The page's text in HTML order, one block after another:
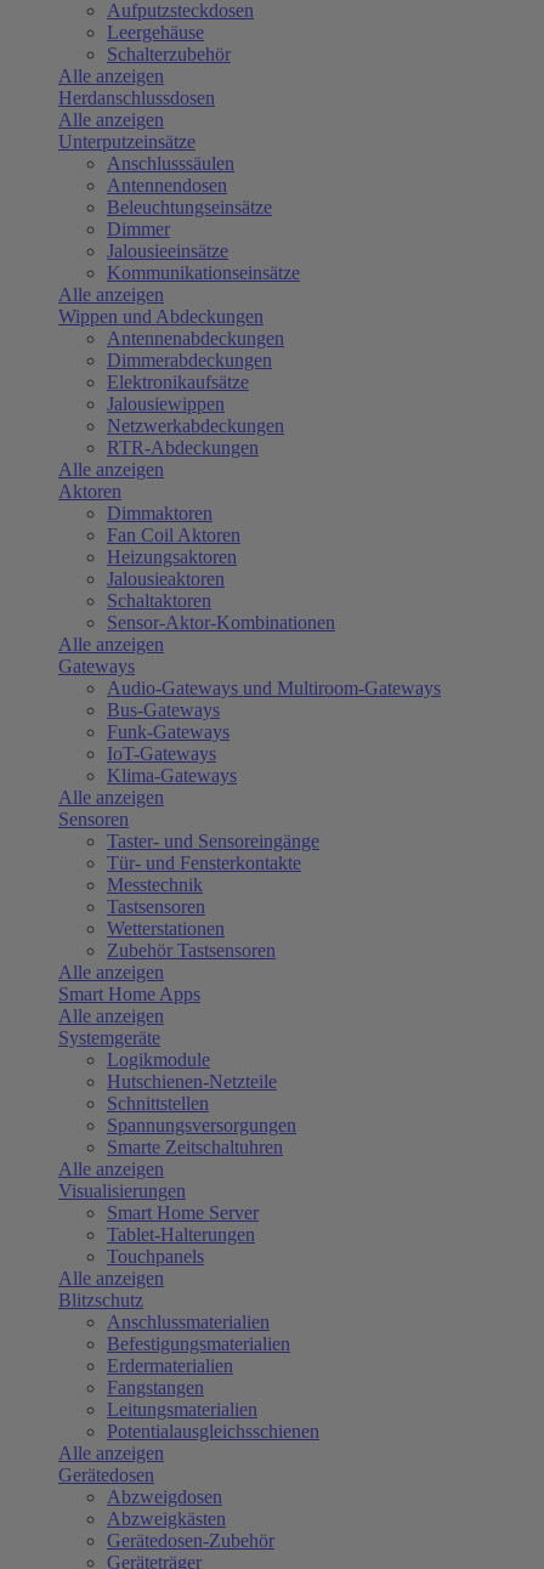
Aufputzsteckdosen
Leergehäuse
Schalterzubehör
Alle anzeigen
Herdanschlussdosen
Alle anzeigen
Unterputzeinsätze
Anschlusssäulen
Antennendosen
Beleuchtungseinsätze
Dimmer
Jalousieeinsätze
Kommunikationseinsätze
Alle anzeigen
Wippen und Abdeckungen
Antennenabdeckungen
Dimmerabdeckungen
Elektronikaufsätze
Jalousiewippen
Netzwerkabdeckungen
RTR-Abdeckungen
Alle anzeigen
Aktoren
Dimmaktoren
Fan Coil Aktoren
Heizungsaktoren
Jalousieaktoren
Schaltaktoren
Sensor-Aktor-Kombinationen
Alle anzeigen
Gateways
Audio-Gateways und Multiroom-Gateways
Bus-Gateways
Funk-Gateways
IoT-Gateways
Klima-Gateways
Alle anzeigen
Sensoren
Taster- und Sensoreingänge
Tür- und Fensterkontakte
Messtechnik
Tastsensoren
Wetterstationen
Zubehör Tastsensoren
Alle anzeigen
Smart Home Apps
Alle anzeigen
Systemgeräte
Logikmodule
Hutschienen-Netzteile
Schnittstellen
Spannungsversorgungen
Smarte Zeitschaltuhren
Alle anzeigen
Visualisierungen
Smart Home Server
Tablet-Halterungen
Touchpanels
Alle anzeigen
Blitzschutz
Anschlussmaterialien
Befestigungsmaterialien
Erdermaterialien
Fangstangen
Leitungsmaterialien
Potentialausgleichsschienen
Alle anzeigen
Gerätedosen
Abzweigdosen
Abzweigkästen
Gerätedosen-Zubehör
Geräteträger